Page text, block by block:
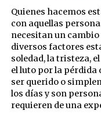
Quienes hacemos
con aquellas
necesitan un cambio
diversos factores
soledad, la tristeza,
el luto por la pérdida
ser querido o
los días y son
requieren de una